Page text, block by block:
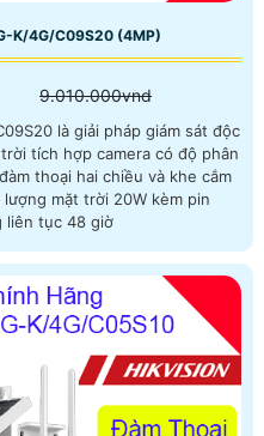
K/4G/C09S20 (4MP)
9.010.000vnd
là giải pháp giám sát độc
tích hợp camera có độ phân
thoại hai chiều và khe cắm
liên tục 48 giờ